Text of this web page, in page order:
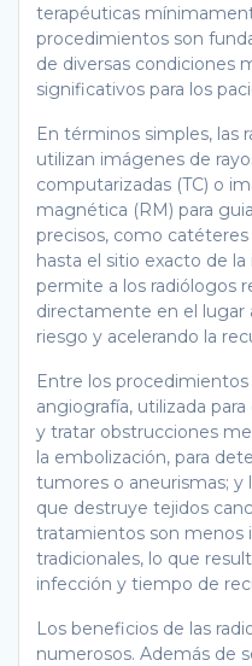
terapéuticas
procedimientos son
de diversas condiciones
significativos para los
En términos simples, las
utilizan imágenes de
computarizadas (TC) o
magnética (RM) para
precisos, como
hasta el sitio exacto de
permite a los radiólogos
directamente en el lugar
riesgo y acelerando la
Entre los
angiografía, utilizada
y tratar obstrucciones
la embolización, para
tumores o aneurismas; y
que destruye tejidos
tratamientos son menos
tradicionales, lo que
infección y tiempo de
Los beneficios de las
numerosos. Además de